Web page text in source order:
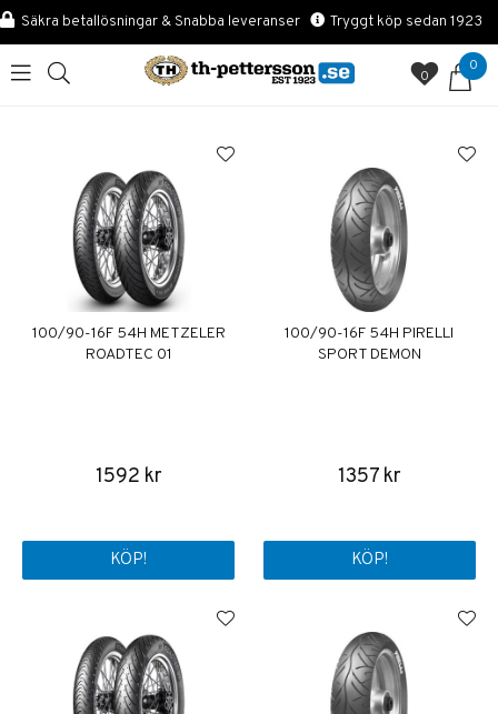
Säkra betallösningar & Snabba leveranser Tryggt köp sedan 1923
0
0
100/90-16F 54H METZELER
ROADTEC 01
1592 kr
KÖP!
100/90-16F 54H PIRELLI
SPORT DEMON
1357 kr
KÖP!